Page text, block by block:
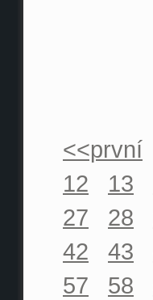
<<první
12
13
27
28
42
43
57
58